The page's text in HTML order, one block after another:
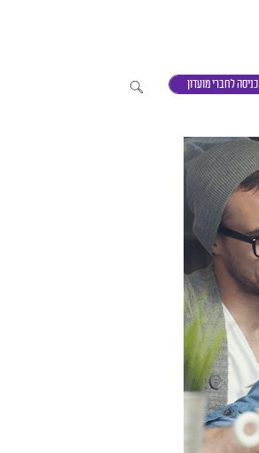
כניסה לחברי מועדון